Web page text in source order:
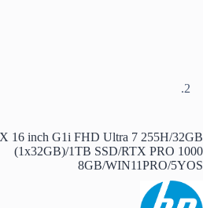
16 inch G1i FHD Ultra 7 255H/32GB
(1x32GB)/1TB SSD/RTX PRO 1000
8GB/WIN11PRO/5YOS